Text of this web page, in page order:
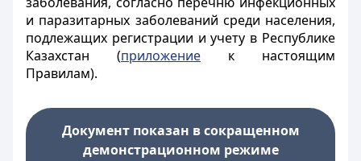
и паразитарных заболеваний среди населения,
подлежащих регистрации и учету в Республике
Казахстан (приложение к настоящим
Правилам).
Документ показан в сокращенном
демонстрационном режиме